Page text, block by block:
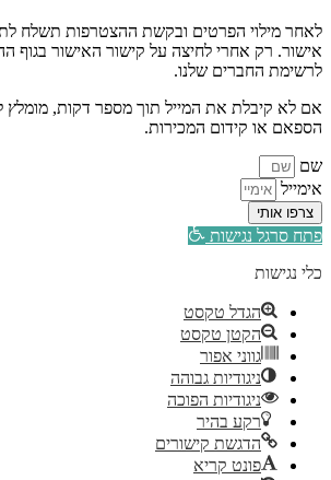
לאחר מילוי הפרטים ובקשת ההצטרפות תשלח
אישור. רק אחרי לחיצה על קישור האישור בגוף
לרשימת החברים שלנו.
אם לא קיבלת את המייל תוך מספר דקות, מומלץ
הספאם או קידום המכירות.
שם
אימייל
צרפו אותי
פתח סרגל נגישות
כלי נגישות
הגדל טקסט
הקטן טקסט
גווני אפור
ניגודיות גבוהה
ניגודיות הפוכה
רקע בהיר
הדגשת קישורים
פונט קריא